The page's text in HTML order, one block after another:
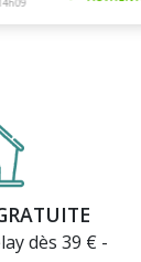
dès 39 € -